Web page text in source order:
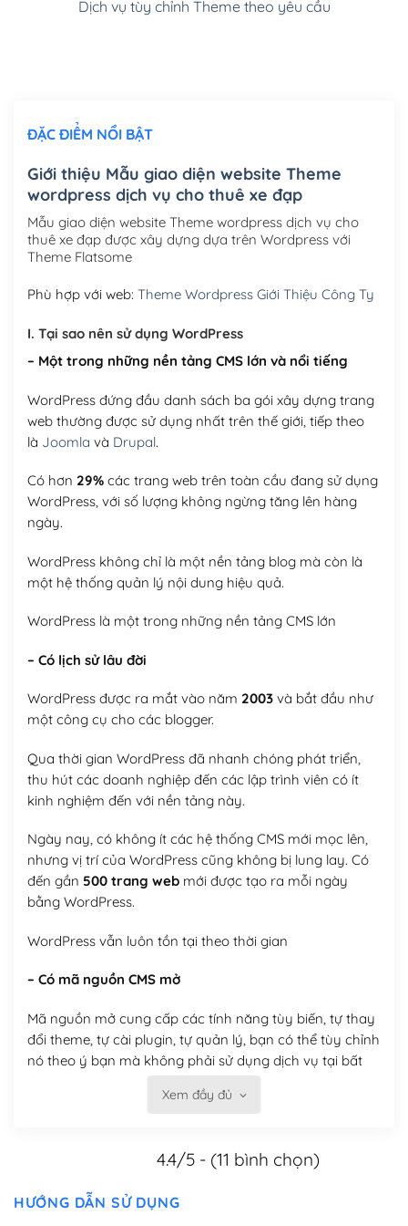
Cài đặt SMTP Mail cho site Wordpress(+100,000₫)
Mua thêm Host + Tên miền
Tên miền quốc tế .com .net .org (1 năm)
Tên miền Việt Nam .vn (1 năm) (+550,000₫)
Hosting 2GB SSD (1 năm) (+450,000₫)
Hosting 8GB SSD (1 năm) (+950,000₫)
Dịch vụ tùy chỉnh Theme theo yêu cầu
ĐẶC ĐIỂM NỔI BẬT
Giới thiệu Mẫu giao diện website Theme
wordpress dịch vụ cho thuê xe đạp
Mẫu giao diện website Theme wordpress dịch vụ cho
thuê xe đạp được xây dựng dựa trên Wordpress với
Theme Flatsome
Phù hợp với web: Theme Wordpress Giới Thiệu Công Ty
I. Tại sao nên sử dụng WordPress
– Một trong những nền tảng CMS lớn và nổi tiếng
WordPress đứng đầu danh sách ba gói xây dựng trang
web thường được sử dụng nhất trên thế giới, tiếp theo
là Joomla và Drupal.
Có hơn 29%các trang web trên toàn cầu đang sử dụng
WordPress, với số lượng không ngừng tăng lên hàng
ngày.
WordPress không chỉ là một nền tảng blog mà còn là
một hệ thống quản lý nội dung hiệu quả.
WordPress là một trong những nền tảng CMS lớn
– Có lịch sử lâu đời
WordPress được ra mắt vào năm 2003và bắt đầu như
một công cụ cho các blogger.
Qua thời gian WordPress đã nhanh chóng phát triển,
thu hút các doanh nghiệp đến các lập trình viên có ít
kinh nghiệm đến với nền tảng này.
Ngày nay, có không ít các hệ thống CMS mới mọc lên,
nhưng vị trí của WordPress cũng không bị lung lay. Có
đến gần 500 trang webmới được tạo ra mỗi ngày
bằng WordPress.
WordPress vẫn luôn tồn tại theo thời gian
– Có mã nguồn CMS mở
Mã nguồn mở cung cấp các tính năng tùy biến, tự thay
đổi theme, tự cài plugin, tự quản lý, bạn có thể tùy chỉnh
nó theo ý bạn mà không phải sử dụng dịch vụ tại bất
Xem đầy đủ
4.4/5 - (11 bình chọn)
HƯỚNG DẪN SỬ DỤNG